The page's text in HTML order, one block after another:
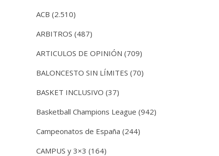
ACB (2.510)
ARBITROS (487)
ARTICULOS DE OPINIÓN (709)
BALONCESTO SIN LÍMITES (70)
BASKET INCLUSIVO (37)
Basketball Champions League (942)
Campeonatos de España (244)
CAMPUS y 3×3 (164)